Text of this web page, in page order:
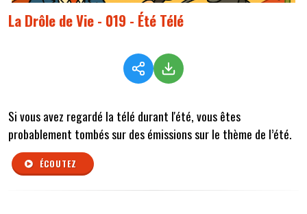
La Drôle de Vie - 019 - Été Télé
Si vous avez regardé la télé durant l'été, vous êtes
probablement tombés sur des émissions sur le thème de l’été.
ÉCOUTEZ